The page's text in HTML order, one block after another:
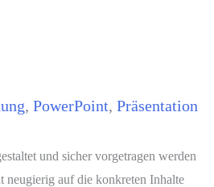
, PowerPoint, Präsentation
und sicher vorgetragen werden
neugierig auf die konkreten Inhalte